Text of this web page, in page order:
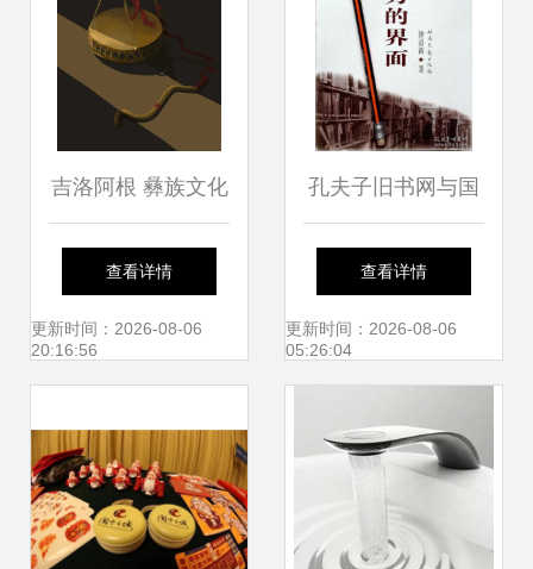
吉洛阿根 彝族文化
艺术创作的璀璨明
珠
查看详情
更新时间：2026-08-06
20:16:56
孔夫子旧书网与国
王文学书店 当代汉
语小说的文艺创作
查看详情
更新时间：2026-08-06
05:26:04